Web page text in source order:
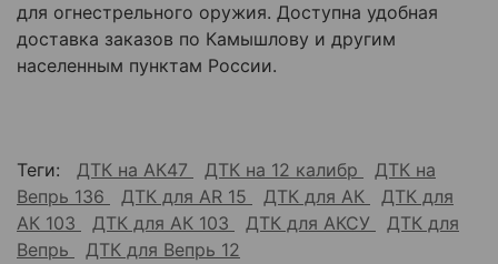
для огнестрельного оружия. Доступна удобная
доставка заказов по Камышлову и другим
населенным пунктам России.
Теги: ДТК на АК47 ДТК на 12 калибр
ДТК на
Вепрь 136
ДТК для AR 15 ДТК для АК
ДТК для
АК 103
ДТК для АК 103 ДТК для АКСУ
ДТК для
Вепрь
ДТК для Вепрь 12